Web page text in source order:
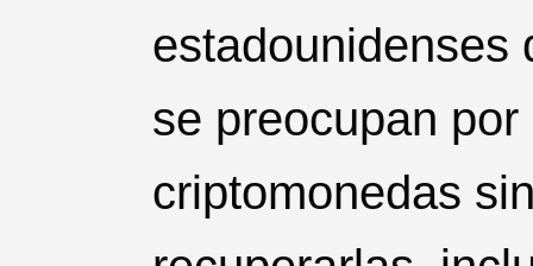
estadounidenses
se preocupan
criptomonedas